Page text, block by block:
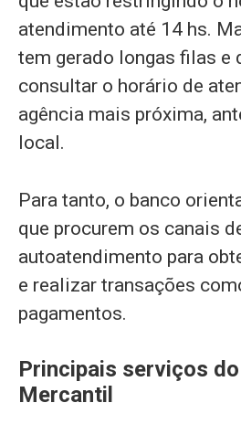
atendimento até 14 hs.
tem gerado longas filas e
consultar o horário de
agência mais próxima,
local.
Para tanto, o banco
que procurem os canais
autoatendimento para
e realizar transações
pagamentos.
Principais serviços
Mercantil